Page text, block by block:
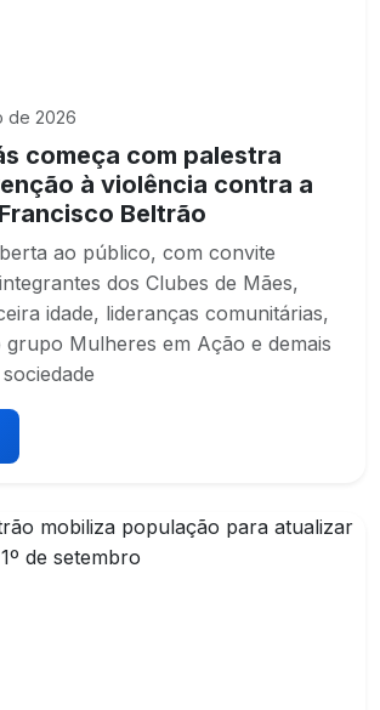
de 2026
começa com palestra
à violência contra a
Beltrão
ao público, com convite
dos Clubes de Mães,
idade, lideranças comunitárias,
grupo Mulheres em Ação e demais